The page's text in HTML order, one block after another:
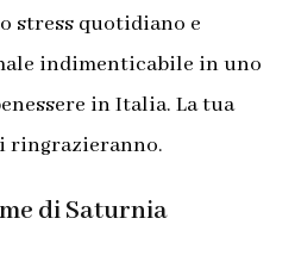
stress quotidiano e
indimenticabile in uno
in Italia. La tua
ringrazieranno.
di Saturnia